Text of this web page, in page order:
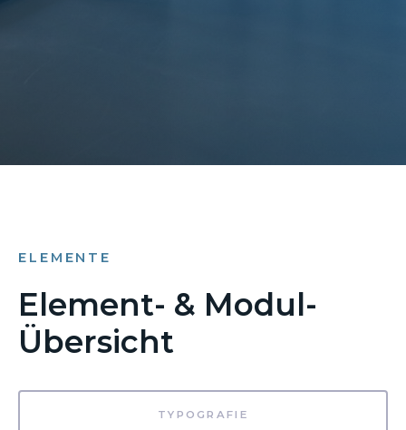
ELEMENTE
Element- & Modul-
Übersicht
TYPOGRAFIE